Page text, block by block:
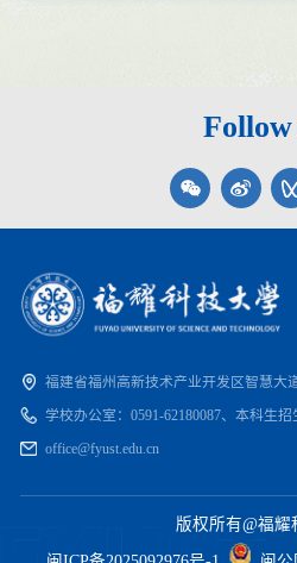
Follow
福建省福州高新技术产业开发区智慧大
学校办公室：0591-62180087、本科生招
office@fyust.edu.cn
版权所有@福耀